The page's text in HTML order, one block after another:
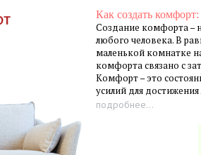
Как создать комфорт:
Создание комфорта –
любого человека. В
маленькой комнатке
комфорта связано с
Комфорт – это
усилий для
подробнее...